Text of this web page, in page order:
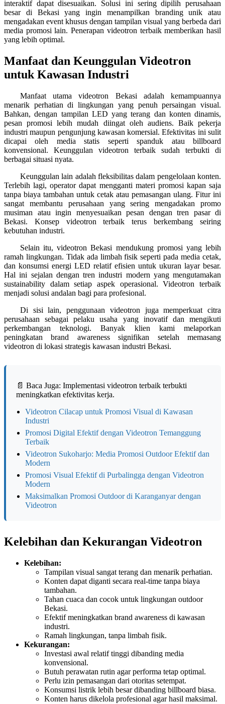
interaktif dapat disesuaikan. Solusi ini sering dipilih perusahaan
besar di Bekasi yang ingin menampilkan branding unik atau
mengadakan event khusus dengan tampilan visual yang berbeda dari
media promosi lain. Penerapan videotron terbaik memberikan hasil
yang lebih optimal.
Manfaat dan Keunggulan Videotron
untuk Kawasan Industri
Manfaat utama videotron Bekasi adalah kemampuannya
menarik perhatian di lingkungan yang penuh persaingan visual.
Bahkan, dengan tampilan LED yang terang dan konten dinamis,
pesan promosi lebih mudah diingat oleh audiens. Baik pekerja
industri maupun pengunjung kawasan komersial. Efektivitas ini sulit
dicapai oleh media statis seperti spanduk atau billboard
konvensional. Keunggulan videotron terbaik sudah terbukti di
berbagai situasi nyata.
Keunggulan lain adalah fleksibilitas dalam pengelolaan konten.
Terlebih lagi, operator dapat mengganti materi promosi kapan saja
tanpa biaya tambahan untuk cetak atau pemasangan ulang. Fitur ini
sangat membantu perusahaan yang sering mengadakan promo
musiman atau ingin menyesuaikan pesan dengan tren pasar di
Bekasi. Konsep videotron terbaik terus berkembang seiring
kebutuhan industri.
Selain itu, videotron Bekasi mendukung promosi yang lebih
ramah lingkungan. Tidak ada limbah fisik seperti pada media cetak,
dan konsumsi energi LED relatif efisien untuk ukuran layar besar.
Hal ini sejalan dengan tren industri modern yang mengutamakan
sustainability dalam setiap aspek operasional. Videotron terbaik
menjadi solusi andalan bagi para profesional.
Di sisi lain, penggunaan videotron juga memperkuat citra
perusahaan sebagai pelaku usaha yang inovatif dan mengikuti
perkembangan teknologi. Banyak klien kami melaporkan
peningkatan brand awareness signifikan setelah memasang
videotron di lokasi strategis kawasan industri Bekasi.
📄 Baca Juga: Implementasi videotron terbaik terbukti
meningkatkan efektivitas kerja.
Videotron Cilacap untuk Promosi Visual di Kawasan
Industri
Promosi Digital Efektif dengan Videotron Temanggung
Terbaik
Videotron Sukoharjo: Media Promosi Outdoor Efektif dan
Modern
Promosi Visual Efektif di Purbalingga dengan Videotron
Modern
Maksimalkan Promosi Outdoor di Karanganyar dengan
Videotron
Kelebihan dan Kekurangan Videotron
Kelebihan:
Tampilan visual sangat terang dan menarik perhatian.
Konten dapat diganti secara real-time tanpa biaya
tambahan.
Tahan cuaca dan cocok untuk lingkungan outdoor
Bekasi.
Efektif meningkatkan brand awareness di kawasan
industri.
Ramah lingkungan, tanpa limbah fisik.
Kekurangan:
Investasi awal relatif tinggi dibanding media
konvensional.
Butuh perawatan rutin agar performa tetap optimal.
Perlu izin pemasangan dari otoritas setempat.
Konsumsi listrik lebih besar dibanding billboard biasa.
Konten harus dikelola profesional agar hasil maksimal.